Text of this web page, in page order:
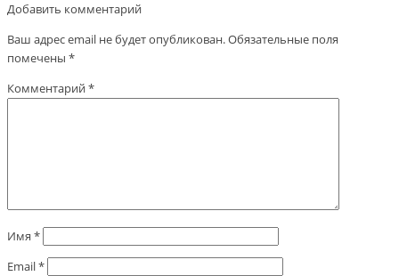
Добавить комментарий
Ваш адрес email не будет опубликован.Обязательные поля
помечены *
Комментарий*
Имя *
Email*